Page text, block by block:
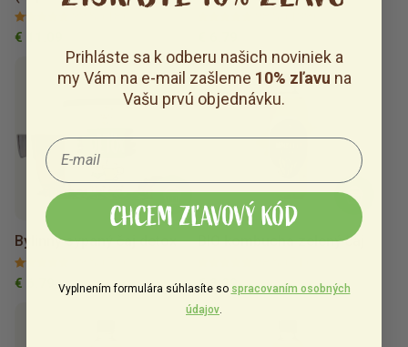
€ 11.09
Bylinný sypaný čaj detox
€ 6.79
BIO kombucha zelený čaj
€ 3.29
Prihláste sa k odberu našich noviniek a
my Vám na e-mail zašleme 10% zľavu na
Vašu prvú objednávku.
CHCEM ZĽAVOVÝ KÓD
Vyplnením formulára súhlasíte so spracovaním osobných
údajov